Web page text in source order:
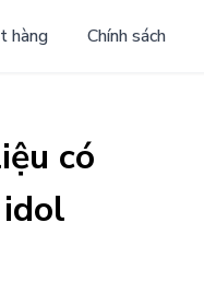
hàng Chính sách
có